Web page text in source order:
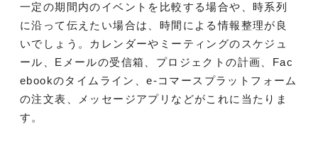
一定の期間内のイベントを比較する場合や、時系列
に沿って伝えたい場合は、時間による情報整理が良
いでしょう。カレンダーやミーティングのスケジュ
ール、Eメールの受信箱、プロジェクトの計画、Fac
ebookのタイムライン、e-コマースプラットフォーム
の注文表、メッセージアプリなどがこれに当たりま
す。